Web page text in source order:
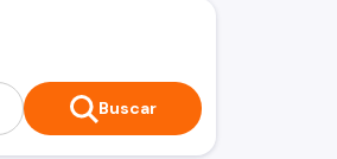
Buscar